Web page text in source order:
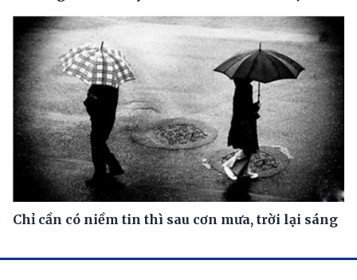
Chỉ cần có niềm tin thì sau cơn mưa, trời lại sáng